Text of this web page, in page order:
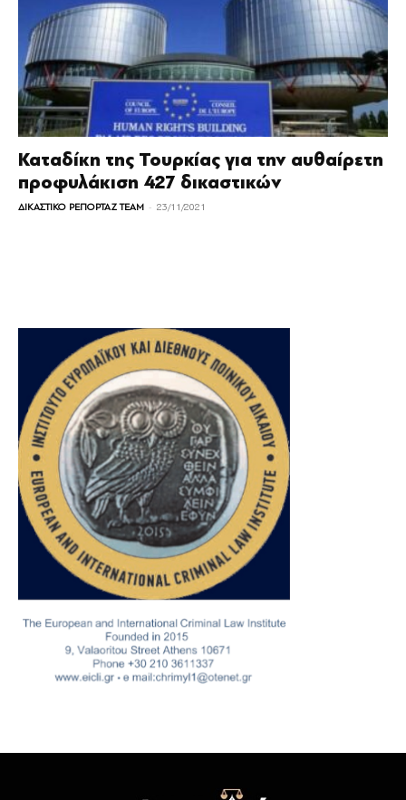
Καταδίκη της Τουρκίας για την αυθαίρετη
προφυλάκιση 427 δικαστικών
ΔΙΚΑΣΤΙΚΟ ΡΕΠΟΡΤΑΖ TEAM - 23/11/2021